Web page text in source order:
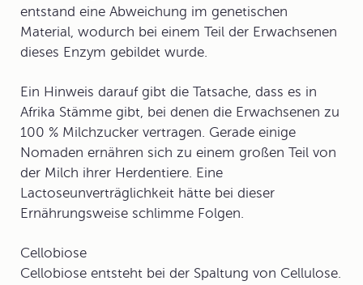
entstand eine Abweichung im genetischen
Material, wodurch bei einem Teil der Erwachsenen
dieses Enzym gebildet wurde.
Ein Hinweis darauf gibt die Tatsache, dass es in
Afrika Stämme gibt, bei denen die Erwachsenen zu
100 % Milchzucker vertragen. Gerade einige
Nomaden ernähren sich zu einem großen Teil von
der Milch ihrer Herdentiere. Eine
Lactoseunverträglichkeit hätte bei dieser
Ernährungsweise schlimme Folgen.
Cellobiose
Cellobiose entsteht bei der Spaltung von Cellulose.